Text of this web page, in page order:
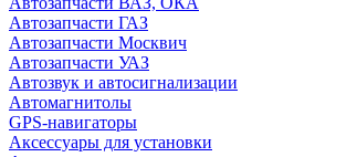
Автозапчасти ГАЗ
Автозапчасти Москвич
Автозапчасти УАЗ
Автозвук и автосигнализации
Автомагнитолы
GPS-навигаторы
Аксессуары для установки